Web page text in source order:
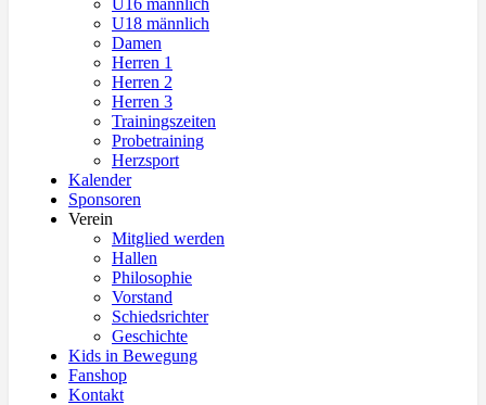
U16 männlich
U18 männlich
Damen
Herren 1
Herren 2
Herren 3
Trainingszeiten
Probetraining
Herzsport
Kalender
Sponsoren
Verein
Mitglied werden
Hallen
Philosophie
Vorstand
Schiedsrichter
Geschichte
Kids in Bewegung
Fanshop
Kontakt